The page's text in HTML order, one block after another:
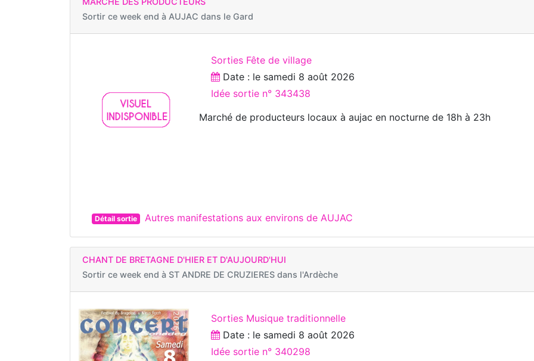
Sortir ce week end à AUJAC dans le Gard
Sorties Fête de village
Date : le samedi 8 août 2026
Idée sortie n° 343438
Marché de producteurs locaux à aujac en nocturne de 18h à 23h
Détail sortie Autres manifestations aux environs de AUJAC
CHANT DE BRETAGNE D'HIER ET D'AUJOURD'HUI
Sortir ce week end à ST ANDRE DE CRUZIERES dans l'Ardèche
Sorties Musique traditionnelle
Date : le samedi 8 août 2026
Idée sortie n° 340298